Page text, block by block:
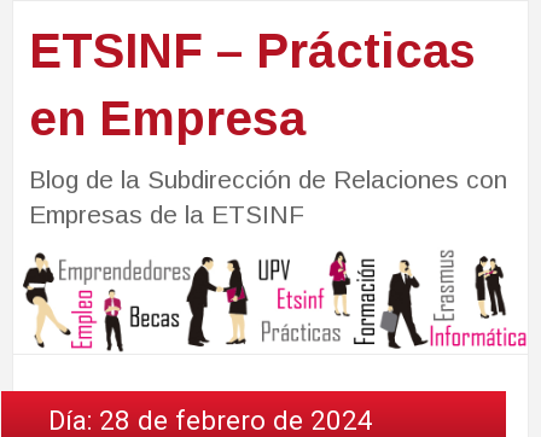
ETSINF – Prácticas
en Empresa
Blog de la Subdirección de Relaciones con
Empresas de la ETSINF
Día: 28 de febrero de 2024